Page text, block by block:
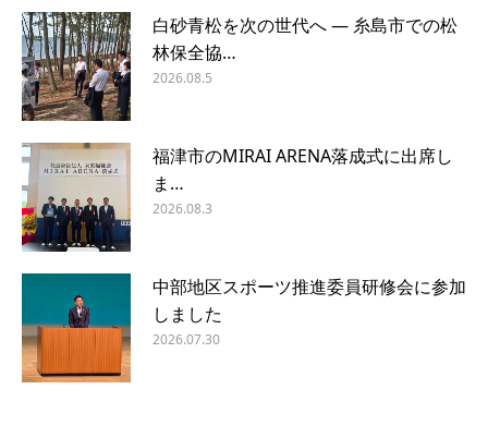
白砂青松を次の世代へ ― 糸島市での松
林保全協…
2026.08.5
福津市のMIRAI ARENA落成式に出席し
ま…
2026.08.3
中部地区スポーツ推進委員研修会に参加
しました
2026.07.30